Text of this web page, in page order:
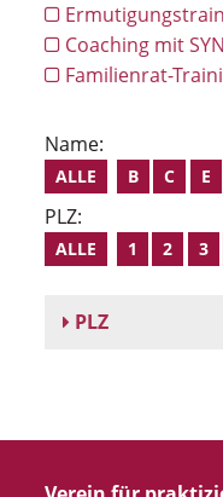
Coaching mit
Familienrat-
Name:
ALLE B C E
PLZ:
ALLE 1 2 3
PLZ